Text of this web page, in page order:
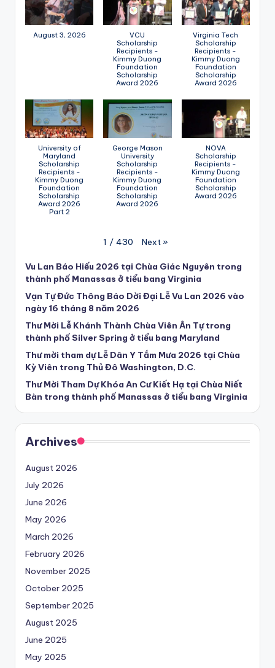
August 3, 2026
VCU
Scholarship
Recipients -
Kimmy Duong
Foundation
Scholarship
Award 2026
Virginia Tech
Scholarship
Recipients -
Kimmy Duong
Foundation
Scholarship
Award 2026
University of
Maryland
Scholarship
Recipients -
Kimmy Duong
Foundation
Scholarship
Award 2026
Part 2
George Mason
University
Scholarship
Recipients -
Kimmy Duong
Foundation
Scholarship
Award 2026
NOVA
Scholarship
Recipients -
Kimmy Duong
Foundation
Scholarship
Award 2026
1 / 430 Next »
Vu Lan Báo Hiếu 2026 tại Chùa Giác Nguyên trong
thành phố Manassas ở tiểu bang Virginia
Vạn Tự Đức Thông Báo Dời Đại Lễ Vu Lan 2026 vào
ngày 16 tháng 8 năm 2026
Thư Mời Lễ Khánh Thành Chùa Viên Ân Tự trong
thành phố Silver Spring ở tiểu bang Maryland
Thư mời tham dự Lễ Dân Y Tắm Mưa 2026 tại Chùa
Kỳ Viên trong Thủ Đô Washington, D.C.
Thư Mời Tham Dự Khóa An Cư Kiết Hạ tại Chùa Niết
Bàn trong thành phố Manassas ở tiểu bang Virginia
Archives
August 2026
July 2026
June 2026
May 2026
March 2026
February 2026
November 2025
October 2025
September 2025
August 2025
June 2025
May 2025